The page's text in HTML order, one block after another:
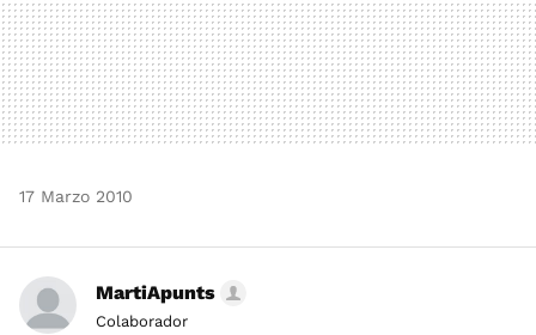
17 Marzo 2010
MartiApunts
Colaborador